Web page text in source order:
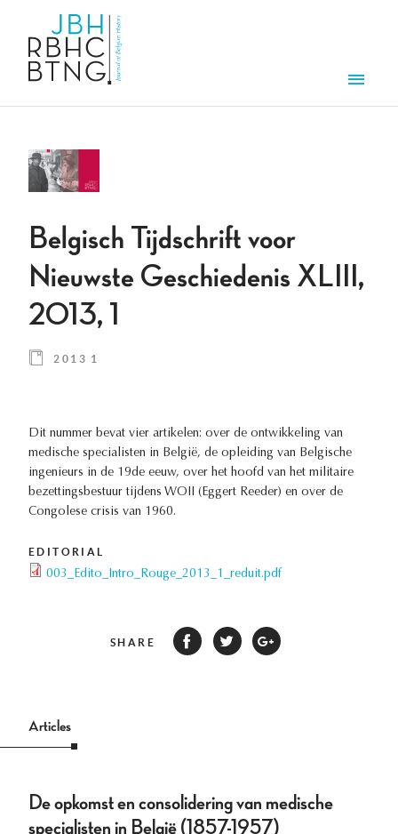
Belgisch Tijdschrift voor
Nieuwste Geschiedenis XLIII,
2013, 1
2013 1
Dit nummer bevat vier artikelen: over de ontwikkeling van
medische specialisten in België, de opleiding van Belgische
ingenieurs in de 19de eeuw, over het hoofd van het militaire
bezettingsbestuur tijdens WOII (Eggert Reeder) en over de
Congolese crisis van 1960.
EDITORIAL
003_Edito_Intro_Rouge_2013_1_reduit.pdf
SHARE
Articles
De opkomst en consolidering van medische
specialisten in België (1857-1957)